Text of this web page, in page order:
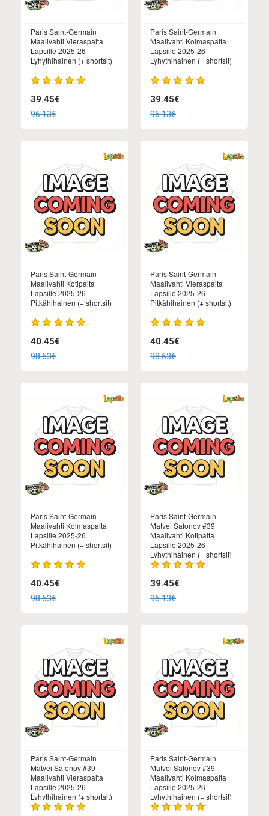
Paris Saint-Germain
Maalivahti Vieraspaita
Lapsille 2025-26
Lyhythihainen (+ shortsit)
39.45€
96.13€
Paris Saint-Germain
Maalivahti Kolmaspaita
Lapsille 2025-26
Lyhythihainen (+ shortsit)
39.45€
96.13€
Paris Saint-Germain
Maalivahti Kotipaita
Lapsille 2025-26
Pitkähihainen (+ shortsit)
40.45€
98.63€
Paris Saint-Germain
Maalivahti Vieraspaita
Lapsille 2025-26
Pitkähihainen (+ shortsit)
40.45€
98.63€
Paris Saint-Germain
Maalivahti Kolmaspaita
Lapsille 2025-26
Pitkähihainen (+ shortsit)
40.45€
98.63€
Paris Saint-Germain
Matvei Safonov #39
Maalivahti Kotipaita
Lapsille 2025-26
Lyhythihainen (+ shortsit)
39.45€
96.13€
Paris Saint-Germain
Matvei Safonov #39
Maalivahti Vieraspaita
Lapsille 2025-26
Lyhythihainen (+ shortsit)
Paris Saint-Germain
Matvei Safonov #39
Maalivahti Kolmaspaita
Lapsille 2025-26
Lyhythihainen (+ shortsit)